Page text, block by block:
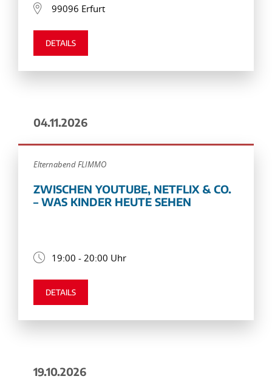
99096 Erfurt
DETAILS
04.11.2026
Elternabend FLIMMO
ZWISCHEN YOUTUBE, NETFLIX & CO.
– WAS KINDER HEUTE SEHEN
19:00 - 20:00 Uhr
DETAILS
19.10.2026